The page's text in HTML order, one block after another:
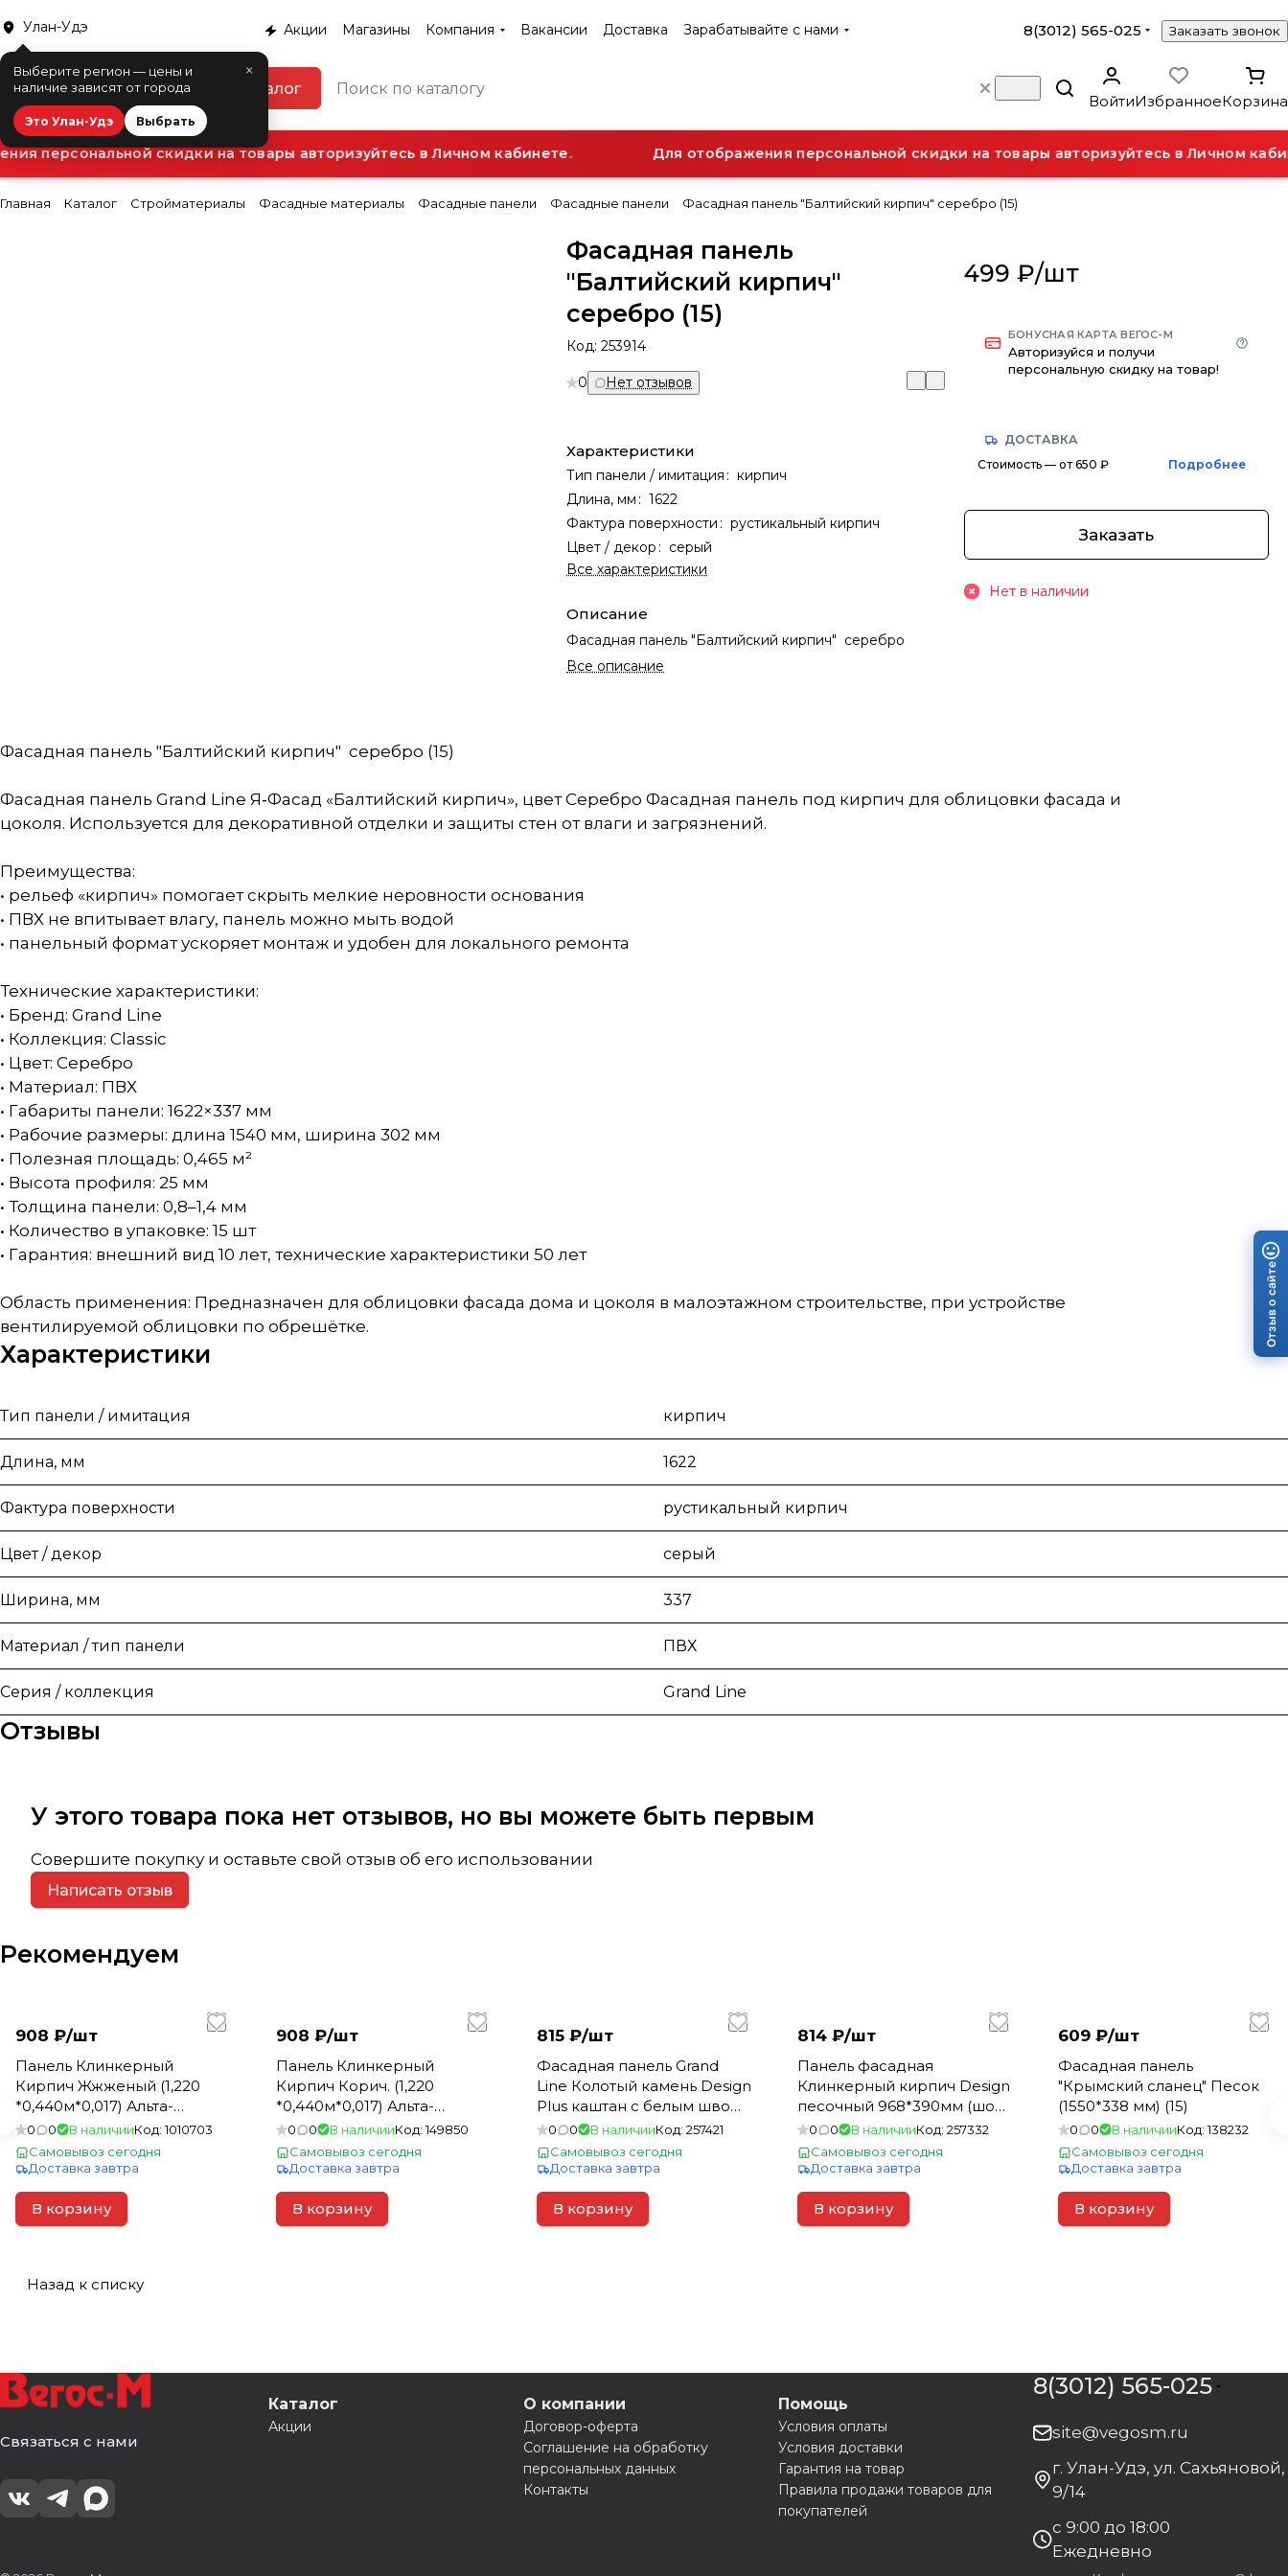
Улан-Удэ
×
Выберите регион — цены и
наличие зависят от города
Это Улан-Удэ Выбрать
Акции Магазины Компания Вакансии Доставка Зарабатывайте с нами 8(3012) 565-025 Заказать звонок
Каталог
ВойтиИзбранноеКорзина
персональной скидки на товары авторизуйтесь в Личном кабинете. Для отображения персональной скидки на товары авторизуйтесь в Личном
Главная Каталог Стройматериалы Фасадные материалы Фасадные панели Фасадные панели Фасадная панель "Балтийский кирпич" серебро (15)
Фасадная панель
"Балтийский кирпич"
серебро (15)
Код:253914
0 Нет отзывов
Характеристики
Тип панели / имитация : кирпич
Длина, мм : 1622
Фактура поверхности : рустикальный кирпич
Цвет / декор : серый
Все характеристики
Описание
Фасадная панель "Балтийский кирпич" серебро
Все описание
499 ₽/шт
БОНУСНАЯ КАРТА ВЕГОС-М
Авторизуйся и получи
персональную скидку на товар!
ДОСТАВКА
Стоимость — от 650 ₽
Подробнее
Заказать
Нет в наличии
Фасадная панель "Балтийский кирпич" серебро (15)
Фасадная панель Grand Line Я‑Фасад «Балтийский кирпич», цвет Серебро Фасадная панель под кирпич для облицовки фасада и
цоколя. Используется для декоративной отделки и защиты стен от влаги и загрязнений.
Преимущества:
• рельеф «кирпич» помогает скрыть мелкие неровности основания
• ПВХ не впитывает влагу, панель можно мыть водой
• панельный формат ускоряет монтаж и удобен для локального ремонта
Технические характеристики:
• Бренд: Grand Line
• Коллекция: Classic
• Цвет: Серебро
• Материал: ПВХ
• Габариты панели: 1622×337 мм
• Рабочие размеры: длина 1540 мм, ширина 302 мм
• Полезная площадь: 0,465 м²
• Высота профиля: 25 мм
• Толщина панели: 0,8–1,4 мм
• Количество в упаковке: 15 шт
• Гарантия: внешний вид 10 лет, технические характеристики 50 лет
Область применения: Предназначен для облицовки фасада дома и цоколя в малоэтажном строительстве, при устройстве
вентилируемой облицовки по обрешётке.
Характеристики
Тип панели / имитация кирпич
Длина, мм 1622
Фактура поверхности рустикальный кирпич
Цвет / декор серый
Ширина, мм 337
Материал / тип панели ПВХ
Серия / коллекция Grand Line
Отзывы
У этого товара пока нет отзывов, но вы можете быть первым
Совершите покупку и оставьте свой отзыв об его использовании
Написать отзыв
Рекомендуем
908 ₽/шт
Панель Клинкерный
Кирпич Жжженый (1,220
*0,440м*0,017) Альта-
Профиль (10)
0 0 В наличииКод:1010703
Самовывоз сегодня
Доставка завтра
В корзину
908 ₽/шт
Панель Клинкерный
Кирпич Корич. (1,220
*0,440м*0,017) Альта-
Профиль (10)
0 0 В наличииКод:149850
Самовывоз сегодня
Доставка завтра
В корзину
815 ₽/шт
Фасадная панель Grand
Line Колотый камень Design
Plus каштан с белым швом
(0,392*0,992) (10)
0 0 В наличииКод: 257421
Самовывоз сегодня
Доставка завтра
В корзину
814 ₽/шт
Панель фасадная
Клинкерный кирпич Design
песочный 968*390мм (шов
RAL 7006) (10)
0 0 В наличииКод: 257332
Самовывоз сегодня
Доставка завтра
В корзину
609 ₽/шт
Фасадная панель
"Крымский сланец" Песок
(1550*338 мм) (15)
0 0 В наличииКод:138232
Самовывоз сегодня
Доставка завтра
В корзину
Назад к списку
Связаться с нами
Каталог
Акции
О компании
Договор-оферта
Соглашение на обработку
персональных данных
Контакты
Помощь
Условия оплаты
Условия доставки
Гарантия на товар
Правила продажи товаров для
покупателей
8(3012) 565-025
site@vegosm.ru
г. Улан-Удэ, ул. Сахьяновой,
9/14
с 9:00 до 18:00
Ежедневно
Отзыв о сайте